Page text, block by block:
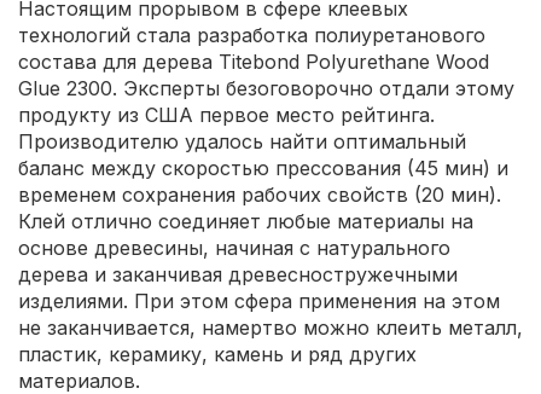
Настоящим прорывом в сфере клеевых
технологий стала разработка полиуретанового
состава для дерева Titebond Polyurethane Wood
Glue 2300. Эксперты безоговорочно отдали этому
продукту из США первое место рейтинга.
Производителю удалось найти оптимальный
баланс между скоростью прессования (45 мин) и
временем сохранения рабочих свойств (20 мин).
Клей отлично соединяет любые материалы на
основе древесины, начиная с натурального
дерева и заканчивая древесностружечными
изделиями. При этом сфера применения на этом
не заканчивается, намертво можно клеить металл,
пластик, керамику, камень и ряд других
материалов.